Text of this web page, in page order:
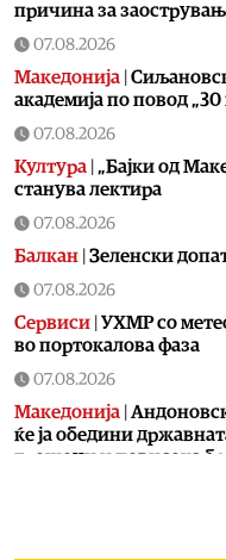
причина за
07.08.2026
Македонија
академија по повод
07.08.2026
Култура „Бајки од
станува лектира
07.08.2026
Балкан Зеленски
07.08.2026
Сервиси УХМР со
во портокалова фаза
07.08.2026
Македонија
ќе ја обедини
трошоци и повисока